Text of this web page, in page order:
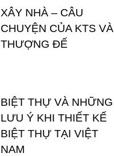
XÂY NHÀ – CÂU
CHUYỆN CỦA KTS VÀ
THƯỢNG ĐẾ
BIỆT THỰ VÀ NHỮNG
LƯU Ý KHI THIẾT KẾ
BIỆT THỰ TẠI VIỆT
NAM